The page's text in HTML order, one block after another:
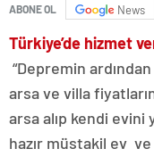
ABONE OL News
Türkiye’de hizmet
“Depremin
arsa ve villa
arsa alıp kendi
hazır müstakil ev